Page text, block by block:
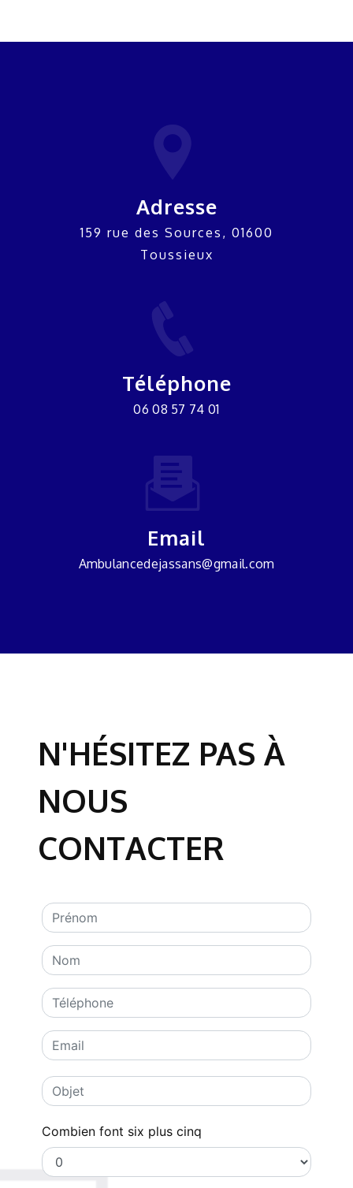
Adresse
159 rue des Sources, 01600
Toussieux
Téléphone
06 08 57 74 01
Email
ambulancedejassans@gmail.com
N'HÉSITEZ PAS À
NOUS
CONTACTER
Combien font six plus cinq